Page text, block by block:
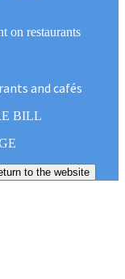
on restaurants
and cafés
BILL
to the website